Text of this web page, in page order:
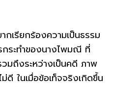
เรียกร้องความเป็นธรรม
ระทำของนางไพมณี ที่
มถึงระหว่างเป็นคดี ภาพ
ในเมื่อข้อเท็จจริงเกิดขึ้น